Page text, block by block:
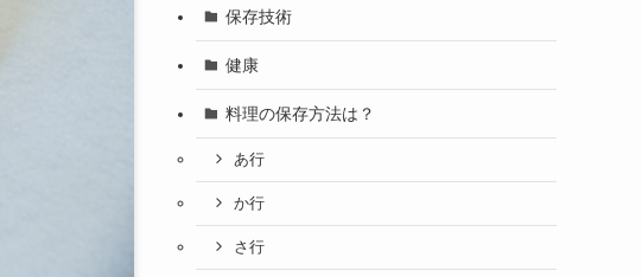
保存技術
健康
料理の保存方法は？
あ行
か行
さ行